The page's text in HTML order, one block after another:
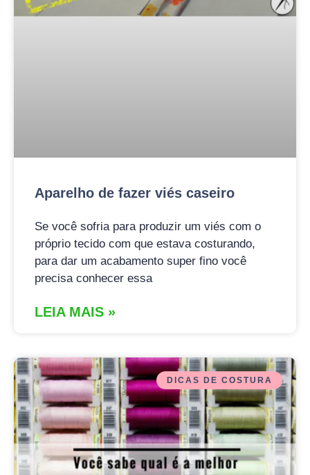
Aparelho de fazer viés caseiro
Se você sofria para produzir um viés com o
próprio tecido com que estava costurando,
para dar um acabamento super fino você
precisa conhecer essa
LEIA MAIS »
DICAS DE COSTURA